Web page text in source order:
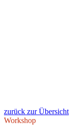
zurück zur Übersicht
Workshop